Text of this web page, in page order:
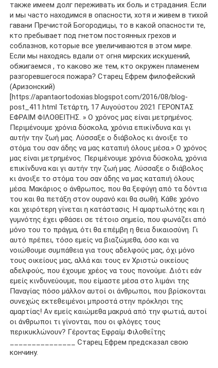
также имеем долг переживать их боль и страдания. Если
и мы часто находимся в опасности, хотя и живем в тихой
гавани Пречистой Богородицы, то в какой опасности те,
кто пребывает под гнетом постоянных грехов и
соблазнов, которые все увеличиваются в этом мире.
Если мы находясь вдали от огня мирских искушений,
обжигаемся , то каково же тем, кто окружен пламенем
разгоревшегося пожара? Старец Ефрем филофейский
(Аризонский)
[https://apantaortodoxias.blogspot.com/2016/08/blog-
post_411.html Τετάρτη, 17 Αυγούστου 2021 ΓΕΡΟΝΤΑΣ
ΕΦΡΑΙΜ ΦΙΛΟΘΕΙΤΗΣ. » Ο χρόνος μας είναι μετρημένος.
Περιμένουμε χρόνια δύσκολα, χρόνια επικίνδυνα και γι
αυτήν την ζωή μας. Λύσσαξε ο διάβολος κι άνοιξε το
στόμα του σαν άδης να μας καταπιή όλους μέσα.» Ο χρόνος
μας είναι μετρημένος. Περιμένουμε χρόνια δύσκολα, χρόνια
επικίνδυνα και γι αυτήν την ζωή μας. Λύσσαξε ο διάβολος
κι άνοιξε το στόμα του σαν άδης να μας καταπιή όλους
μέσα. Μακάριος ο άνθρωπος, που θα ξεφύγη από τα δόντια
του και θα πετάξη στον ουρανό και θα σωθή. Κάθε χρόνο
και χειρότερη γίνεται η κατάστασις. Η αμαρτωλότης και η
γυμνότης έχει φθάσει σε τέτοιο σημείο, που φωνάζει από
μόνο του το πράγμα, ότι θα επέμβη η θεια δικαιοσύνη. Γι
αυτό πρέπει, τόσο εμείς να βιαζώμεθα, όσο και να
νοιώθουμε συμπάθεια για τους αδελφούς μας, όχι μόνο
τους οικείους μας, αλλά και τους εν Χριστώ οικείους
αδελφούς, που έχουμε χρέος να τους πονούμε. Διότι εάν
εμείς κινδυνεύουμε, που είμαστε μέσα στο λιμάνι της
Παναγίας πόσο μάλλον αυτοί οι άνθρωποι, που βρίσκονται
συνεχώς εκτεθειμένοι μπροστά στην πρόκλησι της
αμαρτίας! Αν εμείς καιώμεθα μακρυά από την φωτιά, αυτοί
οι άνθρωποι τι γίνονται, που οι φλόγες τους
περικυκλώνουν? Γέροντας Εφραίμ Φιλοθεΐτης
_______________ Старец Ефрем предсказал свою
кончину.